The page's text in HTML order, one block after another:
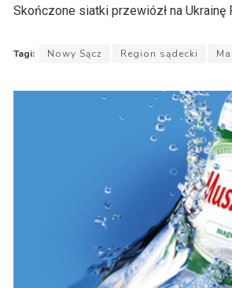
Skończone siatki przewiózł na
Tagi: Nowy Sącz Region sądecki